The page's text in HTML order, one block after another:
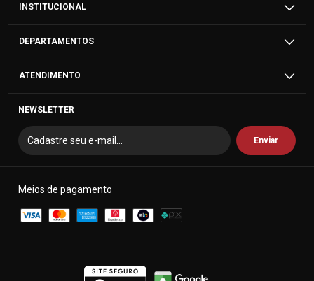
INSTITUCIONAL
DEPARTAMENTOS
ATENDIMENTO
NEWSLETTER
Meios de pagamento